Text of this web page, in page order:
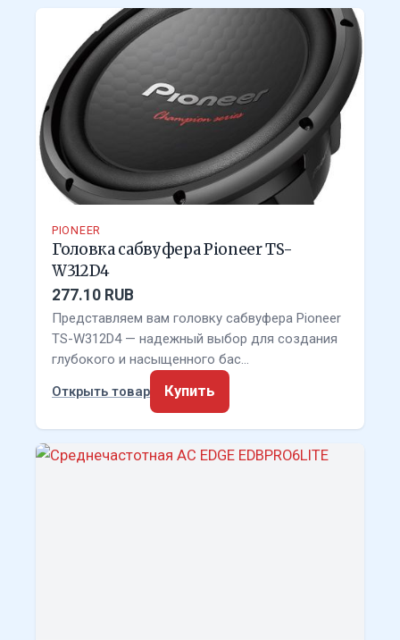
PIONEER
Головка сабвуфера Pioneer TS-
W312D4
277.10 RUB
Представляем вам головку сабвуфера Pioneer
TS-W312D4 — надежный выбор для создания
глубокого и насыщенного бас…
Открыть товар
Купить